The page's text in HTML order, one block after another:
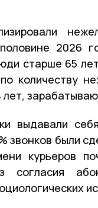
2026
старше 65
количеству
выдавали
звонков были
курьеров
согласия